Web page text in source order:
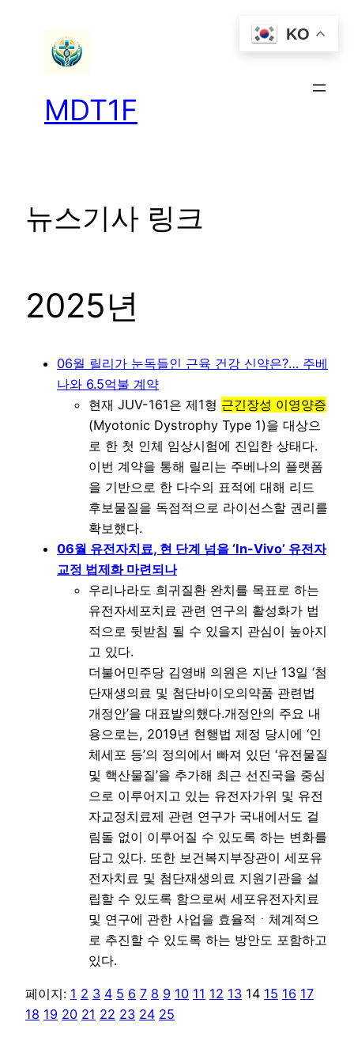
MDT1F
뉴스기사 링크
2025년
06월 릴리가 눈독들인 근육 건강 신약은?… 주베
나와 6.5억불 계약
현재 JUV-161은 제1형 근긴장성 이영양증
(Myotonic Dystrophy Type 1)을 대상으
로 한 첫 인체 임상시험에 진입한 상태다.
이번 계약을 통해 릴리는 주베나의 플랫폼
을 기반으로 한 다수의 표적에 대해 리드
후보물질을 독점적으로 라이선스할 권리를
확보했다.
06월 유전자치료, 현 단계 넘을 ‘In-Vivo’ 유전자
교정 법제화 마련되나
우리나라도 희귀질환 완치를 목표로 하는
유전자세포치료 관련 연구의 활성화가 법
적으로 뒷받침 될 수 있을지 관심이 높아지
고 있다.
더불어민주당 김영배 의원은 지난 13일 ‘첨
단재생의료 및 첨단바이오의약품 관련법
개정안’을 대표발의했다.개정안의 주요 내
용으로는, 2019년 현행법 제정 당시에 ‘인
체세포 등’의 정의에서 빠져 있던 ‘유전물질
및 핵산물질’을 추가해 최근 선진국을 중심
으로 이루어지고 있는 유전자가위 및 유전
자교정치료제 관련 연구가 국내에서도 걸
림돌 없이 이루어질 수 있도록 하는 변화를
담고 있다. 또한 보건복지부장관이 세포유
전자치료 및 첨단재생의료 지원기관을 설
립할 수 있도록 함으로써 세포유전자치료
및 연구에 관한 사업을 효율적ㆍ체계적으
로 추진할 수 있도록 하는 방안도 포함하고
있다.
페이지: 1 2 3 4 5 6 7 8 9 10 11 12 13 14 15 16 17
18 19 20 21 22 23 24 25
KO